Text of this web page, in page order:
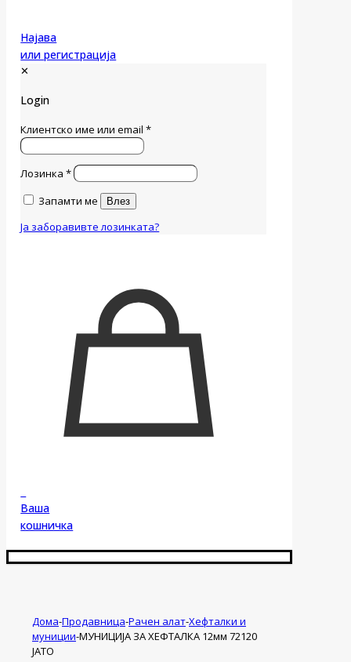
Најава
или регистрација
✕
Login
Клиентско име или email*
Лозинка*
Запамти ме
Влез
Ја заборавивте лозинката?
Ваша
кошничка
Дома-Продавница-Рачен алат-Хефталки и
муниции-МУНИЦИЈА ЗА ХЕФТАЛКА 12мм 72120
ЈАТО